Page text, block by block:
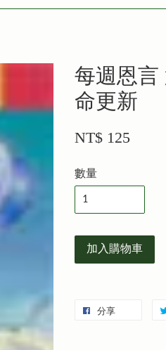
每週恩言
命更新
NT$ 125
數量
加入購物車
分享